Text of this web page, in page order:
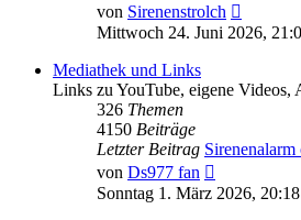
von Sirenenstrolch
Beitrag
Mittwoch 24. Juni 2026,
Mediathek und Links
Links zu YouTube, eigene Videos,
326 Themen
4150 Beiträge
Letzter Beitrag
von Ds977 fan
Beitrag
Sonntag 1. März 2026, 20:18